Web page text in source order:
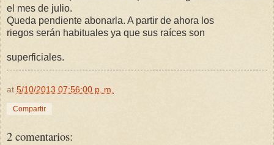
el mes de julio.
Queda pendiente abonarla. A partir de ahora los
riegos serán habituales ya que sus raíces son
superficiales.
at 5/10/2013 07:56:00 p. m.
Compartir
2 comentarios: